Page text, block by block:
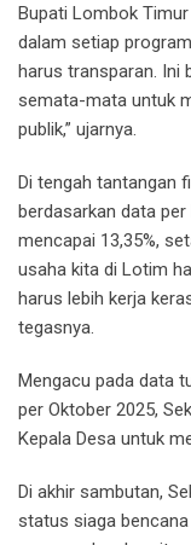
Bupati Lombok
dalam setiap
harus transparan. Ini
semata-mata untuk
publik,” ujarnya.
Di tengah tantangan
berdasarkan data
mencapai 13,35%,
usaha kita di Lotim
harus lebih kerja
tegasnya.
Mengacu pada data
per Oktober 2025,
Kepala Desa untuk
Di akhir sambutan,
status siaga